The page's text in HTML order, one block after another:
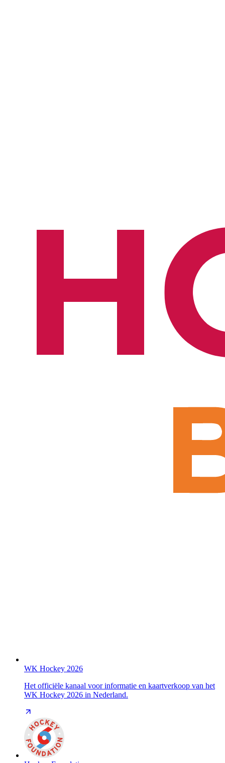
WK Hockey 2026
Het officiële kanaal voor informatie en kaartverkoop van het
WK Hockey 2026 in Nederland.